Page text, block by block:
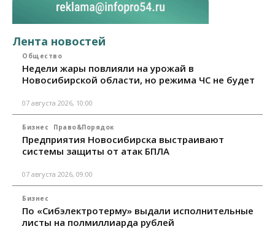
Лента новостей
Общество
Недели жары повлияли на урожай в
Новосибирской области, но режима ЧС не будет
07 августа 2026, 10:00
Бизнес Право&Порядок
Предприятия Новосибирска выстраивают
системы защиты от атак БПЛА
07 августа 2026, 09:00
Бизнес
По «Сибэлектротерму» выдали исполнительные
листы на полмиллиарда рублей